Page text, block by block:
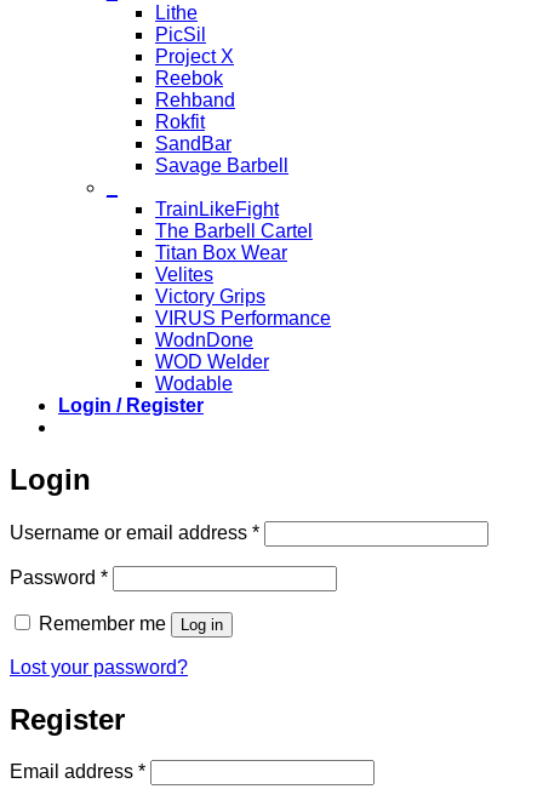
Lithe
PicSil
Project X
Reebok
Rehband
Rokfit
SandBar
Savage Barbell
TrainLikeFight
The Barbell Cartel
Titan Box Wear
Velites
Victory Grips
VIRUS Performance
WodnDone
WOD Welder
Wodable
Login / Register
Login
Username or email address *Required
Password *Required
Remember me Log in
Lost your password?
Register
Email address *Required